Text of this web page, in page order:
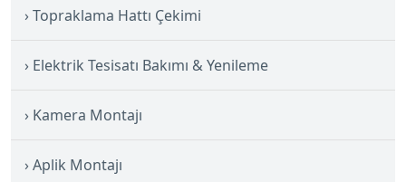
Topraklama Hattı Çekimi
Elektrik Tesisatı Bakımı & Yenileme
Kamera Montajı
Aplik Montajı